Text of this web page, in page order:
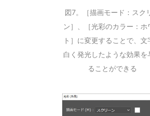
図7。［描画モード：スク
ン］、［光彩のカラー：ホ
ト］に変更することで、文
白く発光したような効果を
ることができる